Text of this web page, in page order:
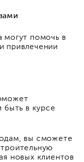
могут помочь в
привлечении
быть в курсе
вы сможете
новых клиентов